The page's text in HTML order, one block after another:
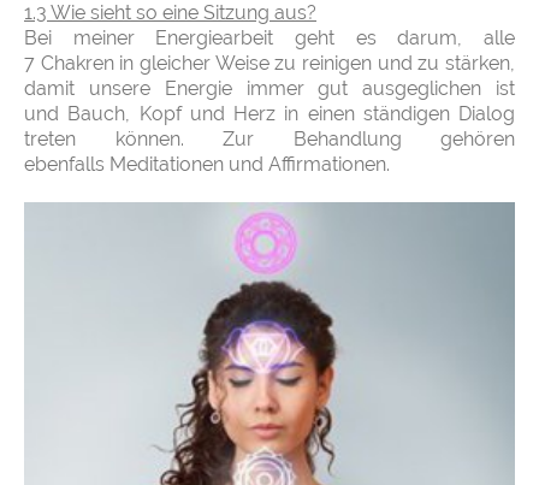
1.3 Wie sieht so eine Sitzung aus?
Bei meiner Energiearbeit geht es darum, alle
7 Chakren in gleicher Weise zu reinigen und zu stärken,
damit unsere Energie immer gut ausgeglichen ist
und Bauch, Kopf und Herz in einen ständigen Dialog
treten können. Zur Behandlung gehören
ebenfalls Meditationen und Affirmationen.